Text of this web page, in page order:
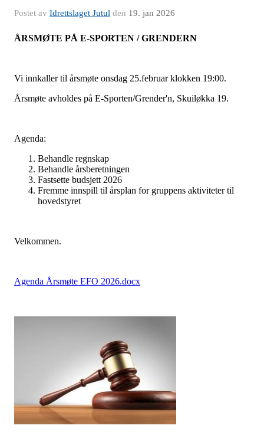
Postet av Idrettslaget Jutul den 19. jan 2026
ÅRSMØTE PÅ E-SPORTEN / GRENDERN
Vi innkaller til årsmøte onsdag 25.februar klokken 19:00.
Årsmøte avholdes på E-Sporten/Grender'n, Skuiløkka 19.
Agenda:
Behandle regnskap
Behandle årsberetningen
Fastsette budsjett 2026
Fremme innspill til årsplan for gruppens aktiviteter til
hovedstyret
Velkommen.
Agenda Årsmøte EFO 2026.docx